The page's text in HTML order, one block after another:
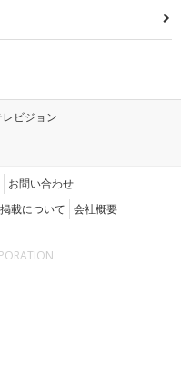
レビジョン
お問い合わせ
載について 会社概要